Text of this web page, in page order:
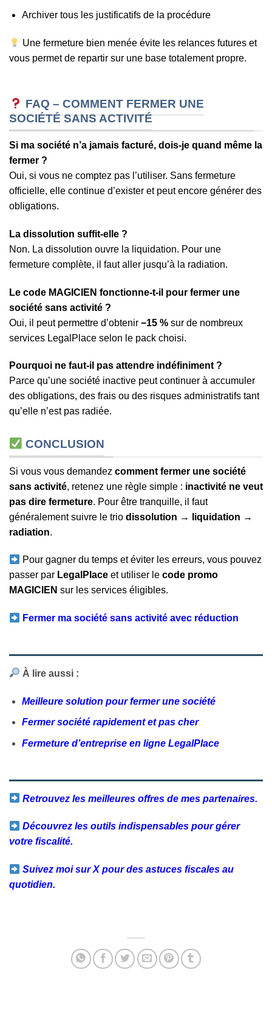
Archiver tous les justificatifs de la procédure
Une fermeture bien menée évite les relances futures et
vous permet de repartir sur une base totalement propre.
FAQ – COMMENT FERMER UNE
SOCIÉTÉ SANS ACTIVITÉ
Si ma société n’a jamais facturé, dois-je quand même la
fermer ?
Oui, si vous ne comptez pas l’utiliser. Sans fermeture
officielle, elle continue d’exister et peut encore générer des
obligations.
La dissolution suffit-elle ?
Non. La dissolution ouvre la liquidation. Pour une
fermeture complète, il faut aller jusqu’à la radiation.
Le code MAGICIEN fonctionne-t-il pour fermer une
société sans activité ?
Oui, il peut permettre d’obtenir −15 % sur de nombreux
services LegalPlace selon le pack choisi.
Pourquoi ne faut-il pas attendre indéfiniment ?
Parce qu’une société inactive peut continuer à accumuler
des obligations, des frais ou des risques administratifs tant
qu’elle n’est pas radiée.
CONCLUSION
Si vous vous demandez comment fermer une société
sans activité, retenez une règle simple : inactivité ne veut
pas dire fermeture. Pour être tranquille, il faut
généralement suivre le trio dissolution → liquidation →
radiation.
Pour gagner du temps et éviter les erreurs, vous pouvez
passer par LegalPlace et utiliser le code promo
MAGICIEN sur les services éligibles.
Fermer ma société sans activité avec réduction
À lire aussi :
Meilleure solution pour fermer une société
Fermer société rapidement et pas cher
Fermeture d’entreprise en ligne LegalPlace
Retrouvez les meilleures offres de mes partenaires.
Découvrez les outils indispensables pour gérer
votre fiscalité.
Suivez moi sur X pour des astuces fiscales au
quotidien.